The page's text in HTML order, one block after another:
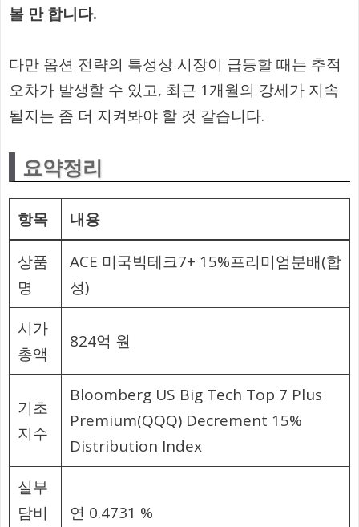
볼 만 합니다.
다만 옵션 전략의 특성상 시장이 급등할 때는 추적
오차가 발생할 수 있고, 최근 1개월의 강세가 지속
될지는 좀 더 지켜봐야 할 것 같습니다.
요약정리
항목 내용
상품
명
ACE 미국빅테크7+ 15%프리미엄분배(합
성)
시가
총액
824억 원
기초
지수
Bloomberg US Big Tech Top 7 Plus
Premium(QQQ) Decrement 15%
Distribution Index
실부
담비
연 0.4731 %